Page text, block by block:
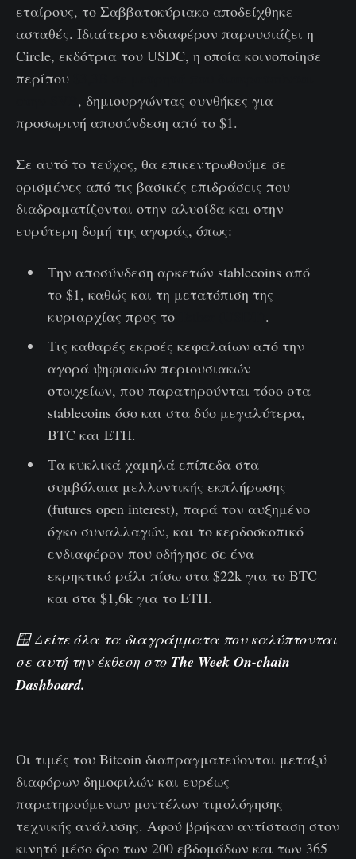
εταίρους, το Σαββατοκύριακο αποδείχθηκε
ασταθές. Ιδιαίτερο ενδιαφέρον παρουσιάζει η
Circle, εκδότρια του USDC, η οποία κοινοποίησε
περίπου
, δημιουργώντας συνθήκες για
προσωρινή αποσύνδεση από το $1.
Σε αυτό το τεύχος, θα επικεντρωθούμε σε
ορισμένες από τις βασικές επιδράσεις που
διαδραματίζονται στην αλυσίδα και στην
ευρύτερη δομή της αγοράς, όπως:
Την αποσύνδεση αρκετών stablecoins από
το $1, καθώς και τη μετατόπιση της
κυριαρχίας προς το
.
Τις καθαρές εκροές κεφαλαίων από την
αγορά ψηφιακών περιουσιακών
στοιχείων, που παρατηρούνται τόσο στα
stablecoins όσο και στα δύο μεγαλύτερα,
BTC και ETH.
Τα κυκλικά χαμηλά επίπεδα στα
συμβόλαια μελλοντικής εκπλήρωσης
(futures open interest), παρά τον αυξημένο
όγκο συναλλαγών, και το κερδοσκοπικό
ενδιαφέρον που οδήγησε σε ένα
εκρηκτικό ράλι πίσω στα $22k για το BTC
και στα $1,6k για το ETH.
🪟 Δείτε όλα τα διαγράμματα που καλύπτονται
σε αυτή την έκθεση στο The Week On-chain
Dashboard.
Οι τιμές του Bitcoin διαπραγματεύονται μεταξύ
διαφόρων δημοφιλών και ευρέως
παρατηρούμενων μοντέλων τιμολόγησης
τεχνικής ανάλυσης. Αφού βρήκαν αντίσταση στον
κινητό μέσο όρο των 200 εβδομάδων και των 365